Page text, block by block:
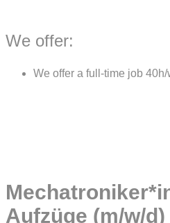
We offer:
We offer a full-time job
Aufzüge (m/w/d)